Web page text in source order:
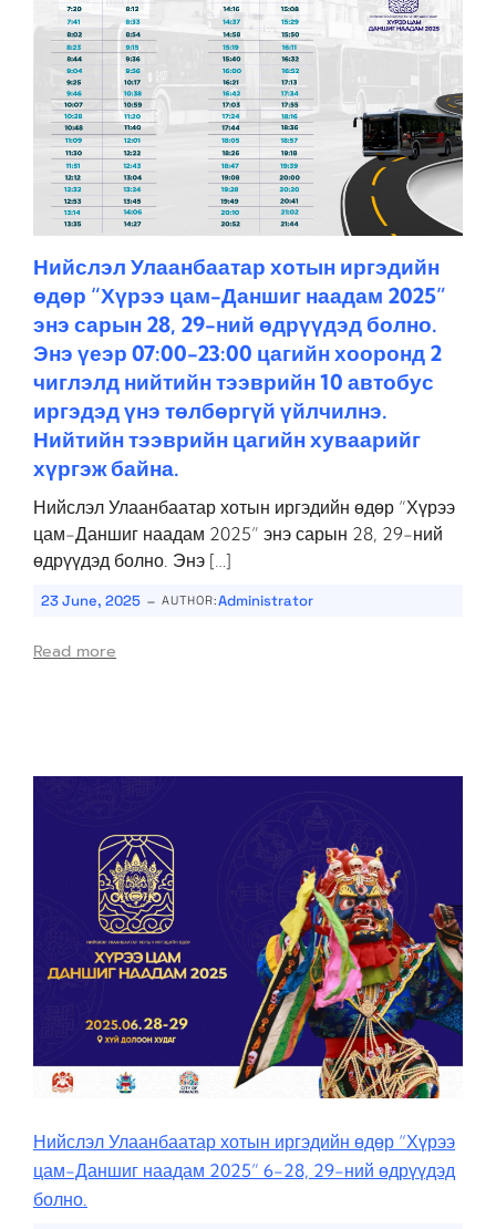
Нийслэл Улаанбаатар хотын иргэдийн
өдөр “Хүрээ цам-Даншиг наадам 2025”
энэ сарын 28, 29-ний өдрүүдэд болно.
Энэ үеэр 07:00-23:00 цагийн хооронд 2
чиглэлд нийтийн тээврийн 10 автобус
иргэдэд үнэ төлбөргүй үйлчилнэ.
Нийтийн тээврийн цагийн хуваарийг
хүргэж байна.
Нийслэл Улаанбаатар хотын иргэдийн өдөр “Хүрээ
цам-Даншиг наадам 2025” энэ сарын 28, 29-ний
өдрүүдэд болно. Энэ […]
23 June, 2025 - AUTHOR:Administrator
Read more
Нийслэл Улаанбаатар хотын иргэдийн өдөр “Хүрээ
цам-Даншиг наадам 2025” 6-28, 29-ний өдрүүдэд
болно.